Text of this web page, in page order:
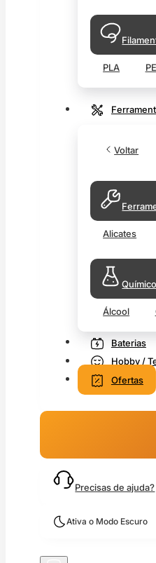
PLA
Voltar
Alicates
Álcool
Baterias
Hobby /
Ofertas
Precisas de ajuda?
Ativa o Modo Escuro